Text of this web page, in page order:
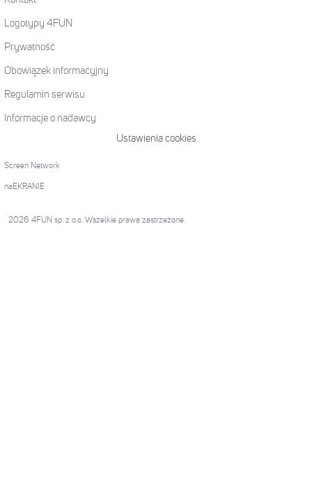
Logotypy 4FUN
Prywatność
Obowiązek informacyjny
Regulamin serwisu
Informacje o nadawcy
Ustawienia cookies
Screen Network
naEKRANIE
2026 4FUN sp. z o.o. Wszelkie prawa zastrzeżone.